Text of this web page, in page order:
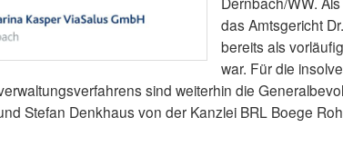
das Amtsgericht
bereits als
war. Für die
sind weiterhin die
Stefan Denkhaus von der Kanzlei BRL Boege